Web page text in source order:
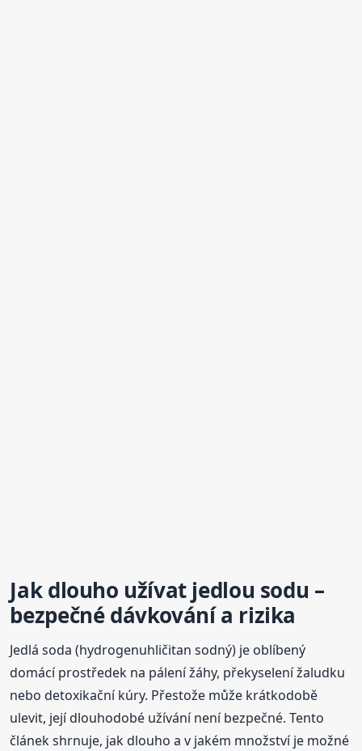
Jak dlouho užívat jedlou sodu –
bezpečné dávkování a rizika
Jedlá soda (hydrogenuhličitan sodný) je oblíbený
domácí prostředek na pálení žáhy, překyselení žaludku
nebo detoxikační kúry. Přestože může krátkodobě
ulevit, její dlouhodobé užívání není bezpečné. Tento
článek shrnuje, jak dlouho a v jakém množství je možné